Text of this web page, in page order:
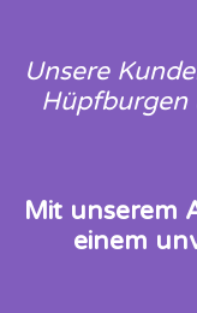
Unsere
Hüpfburgen
Mit unserem
einem